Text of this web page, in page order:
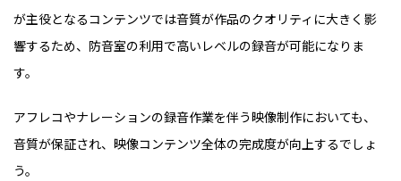
が主役となるコンテンツでは音質が作品のクオリティに大きく影
響するため、防音室の利用で高いレベルの録音が可能になりま
す。
アフレコやナレーションの録音作業を伴う映像制作においても、
音質が保証され、映像コンテンツ全体の完成度が向上するでしょ
う。